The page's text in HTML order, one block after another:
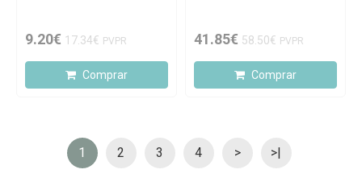
9.20€ 17.34€ PVPR
Comprar
41.85€ 58.50€ PVPR
Comprar
1 2 3 4 > >|